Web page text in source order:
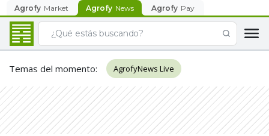
Agrofy Market Agrofy News Agrofy Pay
Temas del momento: AgrofyNews Live